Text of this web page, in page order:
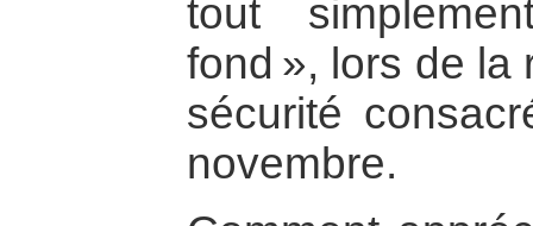
tout
fond », lors de la
sécurité
novembre.